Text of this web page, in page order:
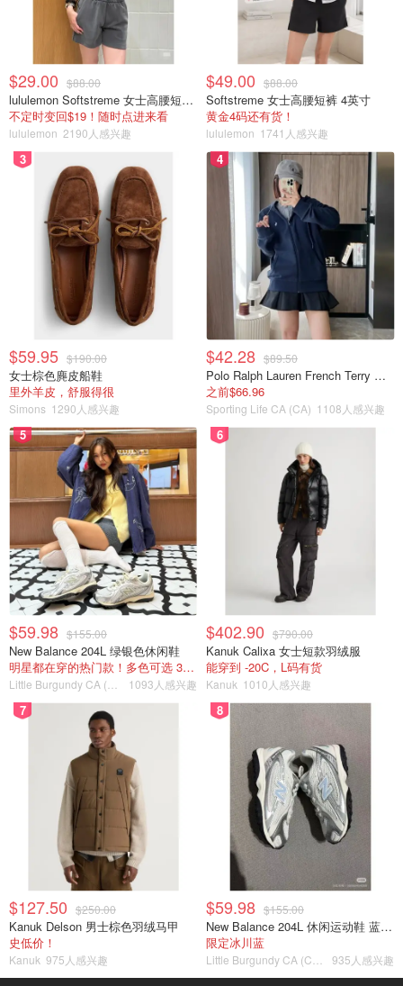
$29.00 $88.00
lululemon Softstreme 女士高腰短裤 10cm
不定时变回$19！随时点进来看
lululemon 2190人感兴趣
$49.00 $88.00
Softstreme 女士高腰短裤 4英寸
黄金4码还有货！
lululemon 1741人感兴趣
3
$59.95 $190.00
女士棕色麂皮船鞋
里外羊皮，舒服得很
Simons 1290人感兴趣
4
$42.28 $89.50
Polo Ralph Lauren French Terry 女童连帽卫衣 7-16码
之前$66.96
Sporting Life CA (CA) 1108人感兴趣
5
$59.98 $155.00
New Balance 204L 绿银色休闲鞋
明星都在穿的热门款！多色可选 3.8折
1093人感兴趣
6
$402.90 $790.00
Kanuk Calixa 女士短款羽绒服
能穿到 -20C，L码有货
Kanuk 1010人感兴趣
7
$127.50 $250.00
Kanuk Delson 男士棕色羽绒马甲
史低价！
Kanuk 975人感兴趣
8
$59.98 $155.00
New Balance 204L 休闲运动鞋 蓝银色
限定冰川蓝
935人感兴趣